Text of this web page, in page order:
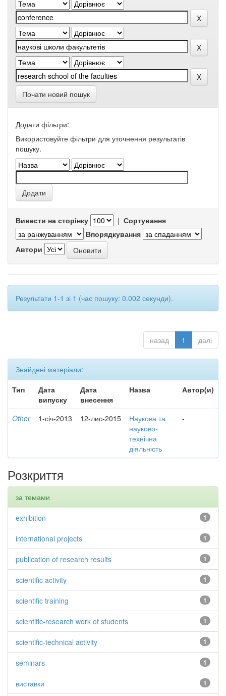
Почати новий пошук
Додати фільтри:
Використовуйте фільтри для уточнення результатів
пошуку.
Вивести на сторінку | Сортування
Впорядкування
Автори
Результати 1-1 зі 1 (час пошуку: 0.002 секунди).
назад 1 далі
Знайдені матеріали:
Тип
Дата
випуску
Дата
внесення
Назва Автор(и)
Other 1-січ-2013 12-лис-2015
Наукова та
науково-
технічна
діяльність
-
Розкриття
за темами
1
exhibition
1
international projects
1
publication of research results
1
scientific activity
1
scientific training
1
scientific-research work of students
1
scientific-technical activity
1
seminars
1
виставки